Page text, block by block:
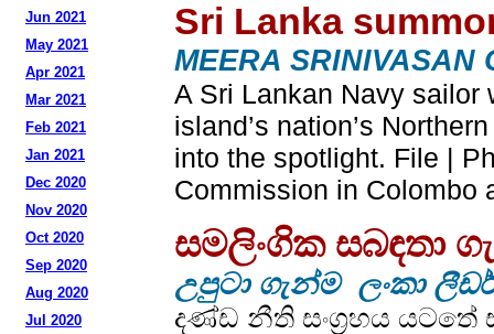
Jun 2021
May 2021
Apr 2021
Mar 2021
Feb 2021
Jan 2021
Dec 2020
Nov 2020
Oct 2020
Sep 2020
Aug 2020
Jul 2020
Sri Lanka
MEERA
A Sri Lankan Navy sailor
island’s nation’s
into the spotlight. File |
Commission in Colombo
සමලිංගික සබඳතා
උපුටා ගැන්ම ලංකා
දණ්ඩ නීති සංග්‍රහය යටතේ